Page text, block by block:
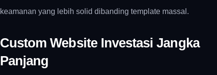
keamanan yang lebih solid dibanding template massal.
Custom Website Investasi Jangka
Panjang